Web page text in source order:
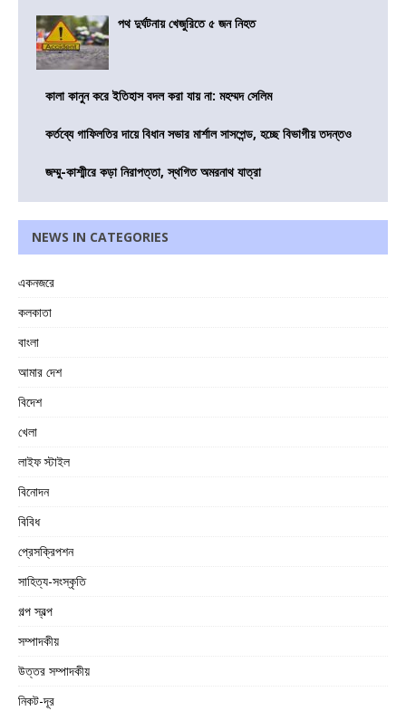
পথ দুর্ঘটনায় খেজুরিতে ৫ জন নিহত
কালা কানুন করে ইতিহাস বদল করা যায় না: মহম্মদ সেলিম
কর্তব্যে গাফিলতির দায়ে বিধান সভার মার্শাল সাসপেন্ড, হচ্ছে বিভাগীয় তদন্তও
জম্মু-কাশ্মীরে কড়া নিরাপত্তা, স্থগিত অমরনাথ যাত্রা
NEWS IN CATEGORIES
একনজরে
কলকাতা
বাংলা
আমার দেশ
বিদেশ
খেলা
লাইফ স্টাইল
বিনোদন
বিবিধ
প্রেসক্রিপশন
সাহিত্য-সংস্কৃতি
গল্প স্বল্প
সম্পাদকীয়
উত্তর সম্পাদকীয়
নিকট-দূর